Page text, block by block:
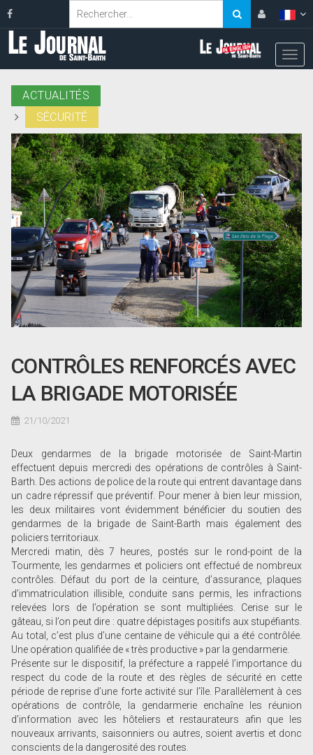
ACTUALITÉS
SÉCURITÉ
CONTRÔLES RENFORCÉS AVEC
LA BRIGADE MOTORISÉE
21/10/2021
Deux gendarmes de la brigade motorisée de Saint-Martin
effectuent depuis mercredi des opérations de contrôles à Saint-
Barth. Des actions de police de la route qui entrent davantage dans
un cadre répressif que préventif. Pour mener à bien leur mission,
les deux militaires vont évidemment bénéficier du soutien des
gendarmes de la brigade de Saint-Barth mais également des
policiers territoriaux.
Mercredi matin, dès 7 heures, postés sur le rond-point de la
Tourmente, les gendarmes et policiers ont effectué de nombreux
contrôles. Défaut du port de la ceinture, d’assurance, plaques
d’immatriculation illisible, conduite sans permis, les infractions
relevées lors de l’opération se sont multipliées. Cerise sur le
gâteau, si l’on peut dire : quatre dépistages positifs aux stupéfiants.
Au total, c’est plus d’une centaine de véhicule qui a été contrôlée.
Une opération qualifiée de « très productive » par la gendarmerie.
Présente sur le dispositif, la préfecture a rappelé l’importance du
respect du code de la route et des règles de sécurité en cette
période de reprise d’une forte activité sur l’île. Parallèlement à ces
opérations de contrôle, la gendarmerie enchaîne les réunion
d’information avec les hôteliers et restaurateurs afin que les
nouveaux arrivants, saisonniers ou autres, soient avertis et donc
conscients de la dangerosité des routes.